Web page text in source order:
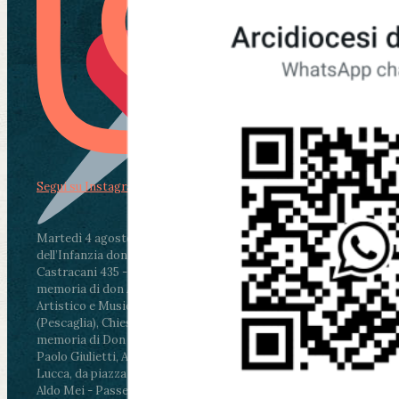
Martedì 4 agosto2026
ore 11:30 - Lucca, Scuola
dell’Infanzia don Aldo Mei - Viale Castruccio
Castracani 435 - Inaugurazione murales in
memoria di don Aldo Mei curato dal Liceo
Artistico e Musicale “Passaglia”
ore 18 - Fiano
(Pescaglia), Chiesa parrocchiale - Messa in
memoria di Don Aldo Mei celebrata da mons.
Paolo Giulietti, Arcivescovo di Lucca
ore 20.30 -
Lucca, da piazza San Michele al Cippo di don
Aldo Mei - Passeggiata della Memoria in alcuni
Segui su Instagram